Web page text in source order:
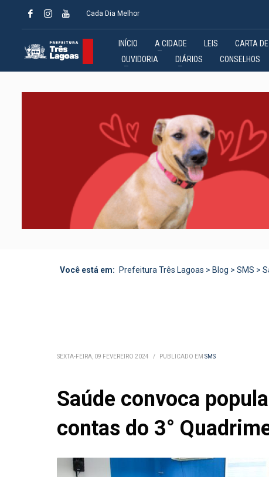
Cada Dia Melhor
INÍCIO A CIDADE LEIS CARTA
OUVIDORIA
DIÁRIOS CONSELHOS
Você está em: Prefeitura Três Lagoas > Blog > SMS >
SEXTA-FEIRA, 09 FEVEREIRO 2024 / PUBLICADO EM SMS
Saúde convoca
contas do 3°